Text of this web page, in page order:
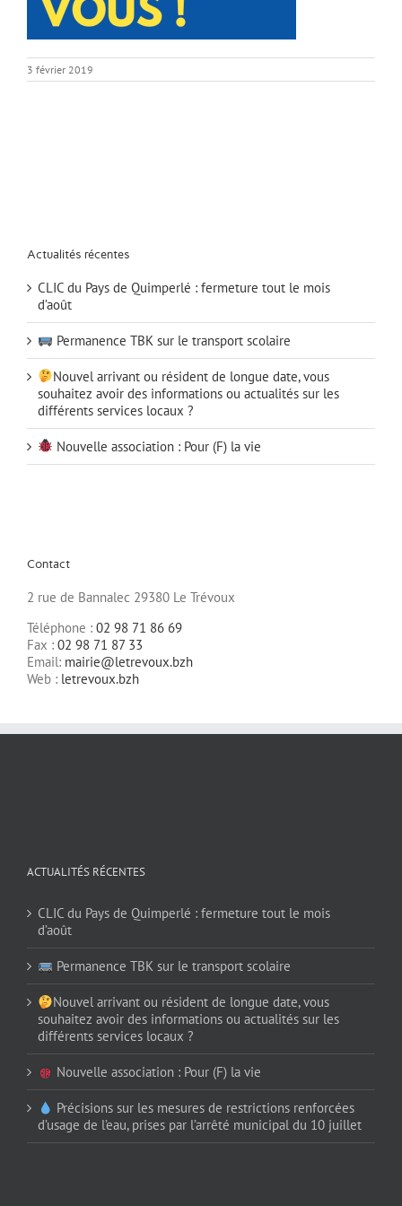
3 février 2019
Actualités récentes
CLIC du Pays de Quimperlé : fermeture tout le mois
d’août
Permanence TBK sur le transport scolaire
Nouvel arrivant ou résident de longue date, vous
souhaitez avoir des informations ou actualités sur les
différents services locaux ?
Nouvelle association : Pour (F) la vie
Contact
2 rue de Bannalec 29380 Le Trévoux
Téléphone : 02 98 71 86 69
Fax : 02 98 71 87 33
Email: mairie@letrevoux.bzh
Web : letrevoux.bzh
ACTUALITÉS RÉCENTES
CLIC du Pays de Quimperlé : fermeture tout le mois
d’août
Permanence TBK sur le transport scolaire
Nouvel arrivant ou résident de longue date, vous
souhaitez avoir des informations ou actualités sur les
différents services locaux ?
Nouvelle association : Pour (F) la vie
Précisions sur les mesures de restrictions renforcées
d’usage de l’eau, prises par l’arrêté municipal du 10 juillet